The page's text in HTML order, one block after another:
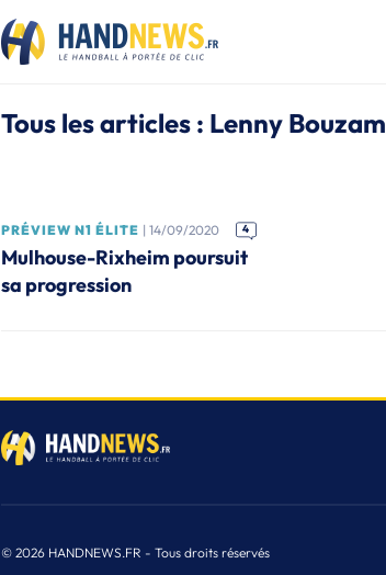
Tous les articles : Lenny Bouzam
PRÉVIEW N1 ÉLITE | 14/09/2020 4
Mulhouse-Rixheim poursuit
sa progression
© 2026 HANDNEWS.FR - Tous droits réservés